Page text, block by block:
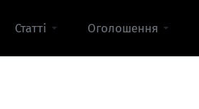
Статті Оголошення